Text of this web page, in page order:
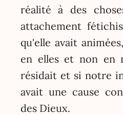
réalité à des
attachement
qu'elle avait
en elles et non en
résidait et si notre
avait une cause
des Dieux.